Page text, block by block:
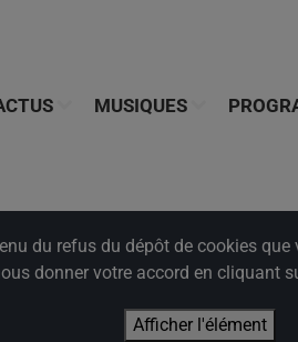
MUSIQUES
du refus du dépôt de cookies
donner votre accord en cliquant
Afficher l'élément